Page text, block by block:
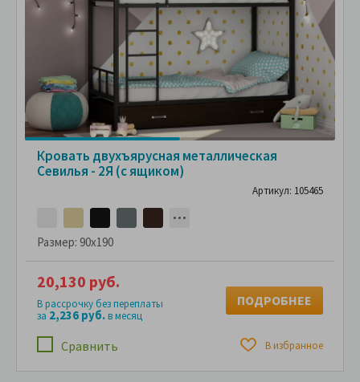
Кровать двухъярусная металлическая
Севилья - 2Я (с ящиком)
Артикул: 105465
Размер: 90x190
Сравнить В избранное
20,130 руб.
В рассрочку без переплаты
за 2,236 руб.в месяц
ПОДРОБНЕЕ